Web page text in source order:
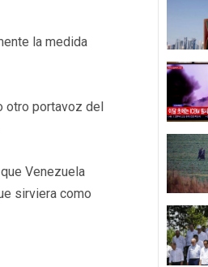
la medida
otro portavoz del
Venezuela
sirviera como